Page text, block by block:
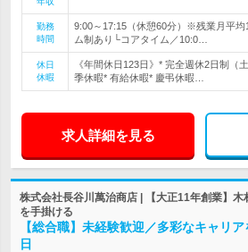
勤務
時間
9:00～17:15（休憩60分）※残業月平
ム制あり└コアタイム／10:0…
休日
休暇
《年間休日123日》* 完全週休2日制（
季休暇* 有給休暇* 慶弔休暇…
求人詳細を見る
株式会社長谷川萬治商店 | 【大正11年創業】
を手掛ける
【総合職】未経験歓迎／多彩なキャリ
日